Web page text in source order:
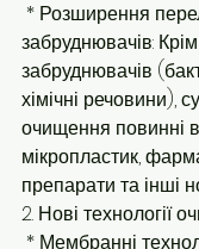
забруднювачів:
забруднювачів
хімічні речовини),
очищення повинні
мікропластик,
препарати та інші
2. Нові технології